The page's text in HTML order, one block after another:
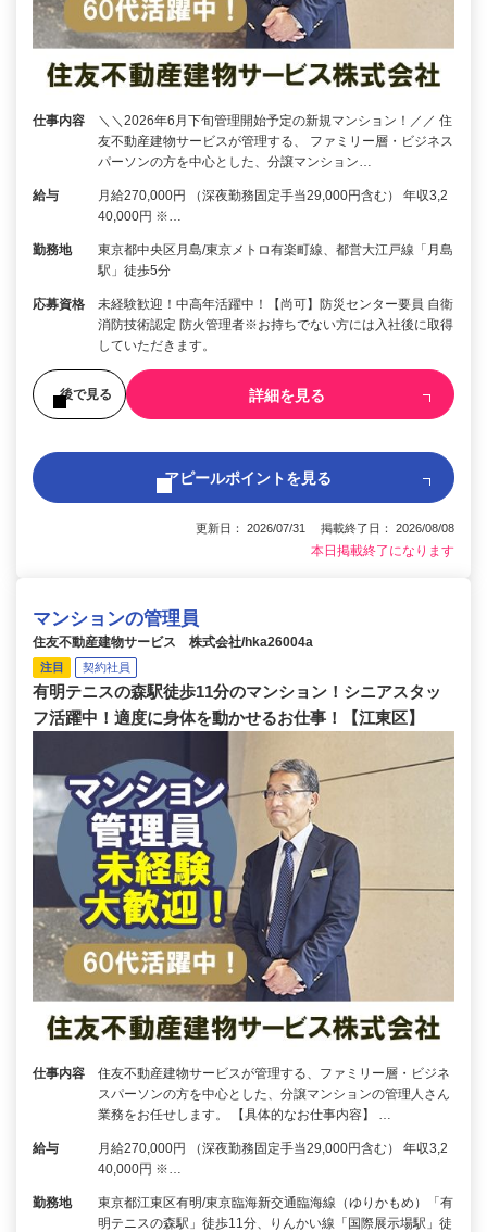
仕事内容
＼＼2026年6月下旬管理開始予定の新規マンション！／／ 住
友不動産建物サービスが管理する、 ファミリー層・ビジネス
パーソンの方を中心とした、分譲マンション…
給与
月給270,000円 （深夜勤務固定手当29,000円含む） 年収3,2
40,000円 ※…
勤務地
東京都中央区月島/東京メトロ有楽町線、都営大江戸線「月島
駅」徒歩5分
応募資格
未経験歓迎！中高年活躍中！【尚可】防災センター要員 自衛
消防技術認定 防火管理者※お持ちでない方には入社後に取得
していただきます。
後で見る 詳細を見る
アピールポイントを見る
更新日： 2026/07/31 掲載終了日： 2026/08/08
本日掲載終了になります
マンションの管理員
住友不動産建物サービス 株式会社/hka26004a
注目 契約社員
有明テニスの森駅徒歩11分のマンション！シニアスタッ
フ活躍中！適度に身体を動かせるお仕事！【江東区】
仕事内容
住友不動産建物サービスが管理する、ファミリー層・ビジネ
スパーソンの方を中心とした、分譲マンションの管理人さん
業務をお任せします。 【具体的なお仕事内容】 …
給与
月給270,000円 （深夜勤務固定手当29,000円含む） 年収3,2
40,000円 ※…
勤務地
東京都江東区有明/東京臨海新交通臨海線（ゆりかもめ）「有
明テニスの森駅」徒歩11分、りんかい線「国際展示場駅」徒